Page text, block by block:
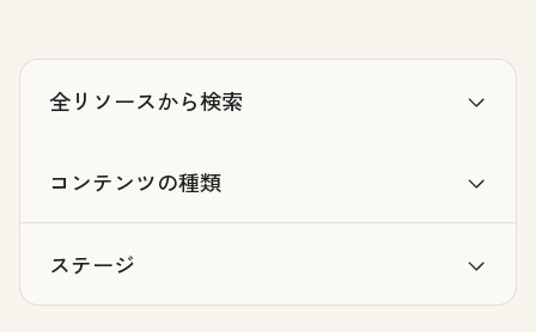
全リソースから検索
コンテンツの種類
ステージ